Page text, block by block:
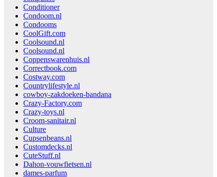
Conditioner
Condoom.nl
Condooms
CoolGift.com
Coolsound.nl
Coolsound.nl
Coppenswarenhuis.nl
Correctbook.com
Costway.com
Countrylifestyle.nl
cowboy-zakdoeken-bandana
Crazy-Factory.com
Crazy-toys.nl
Croom-sanitair.nl
Culture
Cupsenbeans.nl
Customdecks.nl
CuteStuff.nl
Dahon-vouwfietsen.nl
dames-parfum